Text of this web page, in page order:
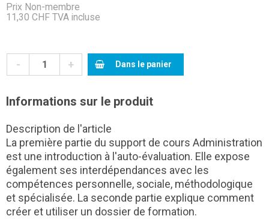
Prix Non-membre
11,30 CHF TVA incluse
- + Dans le panier
Informations sur le produit
Description de l'article
La première partie du support de cours Administration
est une introduction à l'auto-évaluation. Elle expose
également ses interdépendances avec les
compétences personnelle, sociale, méthodologique
et spécialisée. La seconde partie explique comment
créer et utiliser un dossier de formation.